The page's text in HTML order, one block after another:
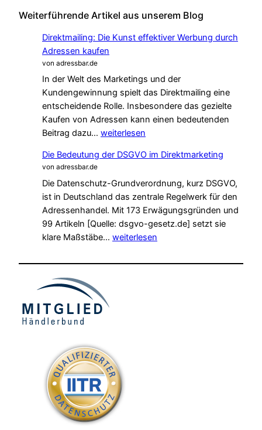
Weiterführende Artikel aus unserem Blog
Direktmailing: Die Kunst effektiver Werbung durch
Adressen kaufen
von adressbar.de
In der Welt des Marketings und der
Kundengewinnung spielt das Direktmailing eine
entscheidende Rolle. Insbesondere das gezielte
Kaufen von Adressen kann einen bedeutenden
Beitrag dazu… Direktmailing:
Kunst
Werbung
durch
Adressen
kaufen
weiterlesen
Die Bedeutung der DSGVO im Direktmarketing
von adressbar.de
Die Datenschutz-Grundverordnung, kurz DSGVO,
ist in Deutschland das zentrale Regelwerk für den
Adressenhandel. Mit 173 Erwägungsgründen und
99 Artikeln [Quelle: dsgvo-gesetz.de] setzt sie
klare Maßstäbe… Die
der
weiterlesen